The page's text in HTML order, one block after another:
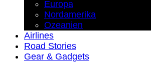
Europa
Nordamerika
Ozeanien
Airlines
Road Stories
Gear & Gadgets